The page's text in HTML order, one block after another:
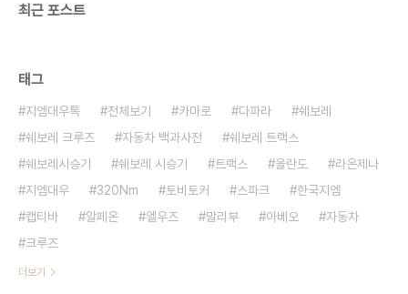
최근 포스트
태그
지엠대우톡 전체보기 카마로 다파라
쉐보레
쉐보레 크루즈
자동차 백과사전
쉐보레 트랙스
쉐보레시승기
쉐보레 시승기 트랙스 올란도
라온제나
지엠대우
320Nm 토비토커 스파크
한국지엠
캡티바
알페온 엘우즈 말리부 아베오
자동차
크루즈
더보기